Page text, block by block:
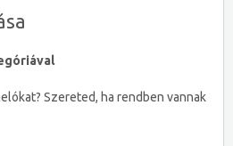
Szereted, ha rendben vannak